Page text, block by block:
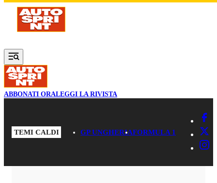
Vai al contenuto principale
ABBONATI ORALEGGI LA RIVISTA
TEMI CALDI GP UNGHERIAFORMULA 1